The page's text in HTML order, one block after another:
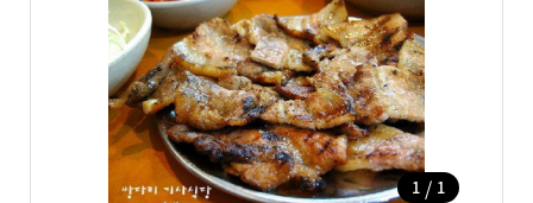
1 / 1